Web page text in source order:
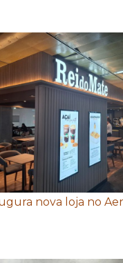
nova loja no